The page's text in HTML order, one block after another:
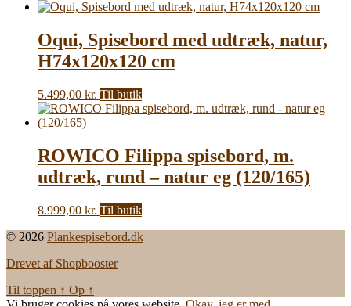
Oqui, Spisebord med udtræk, natur,
H74x120x120 cm
5.499,00 kr. Til butik
ROWICO Filippa spisebord, m.
udtræk, rund – natur eg (120/165)
8.999,00 kr. Til butik
© 2026 Plankespisebord.dk
Drevet af Shopbooster
Til toppen ↑ Op ↑